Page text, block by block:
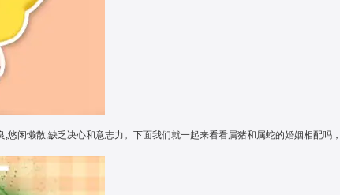
闲懒散,缺乏决心和意志力。下面我们就一起来看看属猪和属蛇的婚姻相配吗